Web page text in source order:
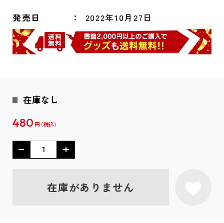
発売日 2022年10月27日
在庫なし
480 円
在庫がありません